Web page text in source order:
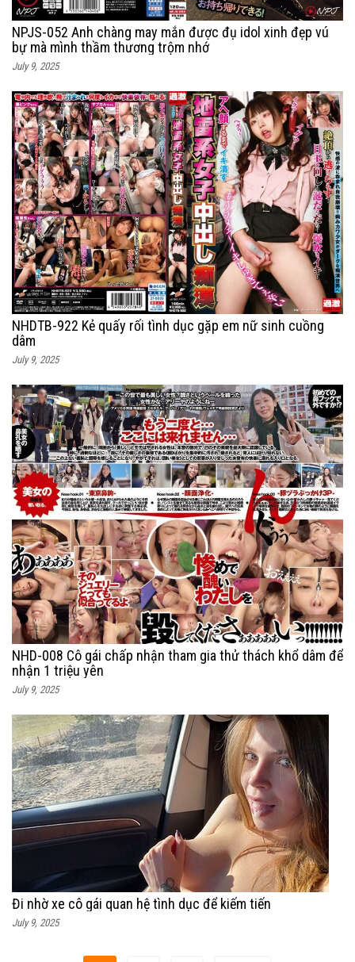
NPJS-052 Anh chàng may mắn được đụ idol xinh đẹp vú
bự mà mình thầm thương trộm nhớ
July 9, 2025
NHDTB-922 Kẻ quấy rối tình dục gặp em nữ sinh cuồng
dâm
July 9, 2025
NHD-008 Cô gái chấp nhận tham gia thử thách khổ dâm để
nhận 1 triệu yên
July 9, 2025
Đi nhờ xe cô gái quan hệ tình dục để kiếm tiến
July 9, 2025